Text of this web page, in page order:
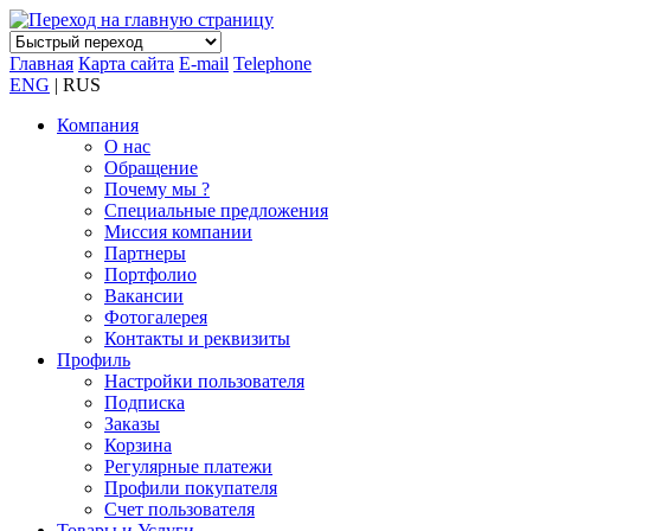
Главная Карта сайта E-mail Telephone
ENG | RUS
Компания
О нас
Обращение
Почему мы ?
Специальные предложения
Миссия компании
Партнеры
Портфолио
Вакансии
Фотогалерея
Контакты и реквизиты
Профиль
Настройки пользователя
Подписка
Заказы
Корзина
Регулярные платежи
Профили покупателя
Счет пользователя